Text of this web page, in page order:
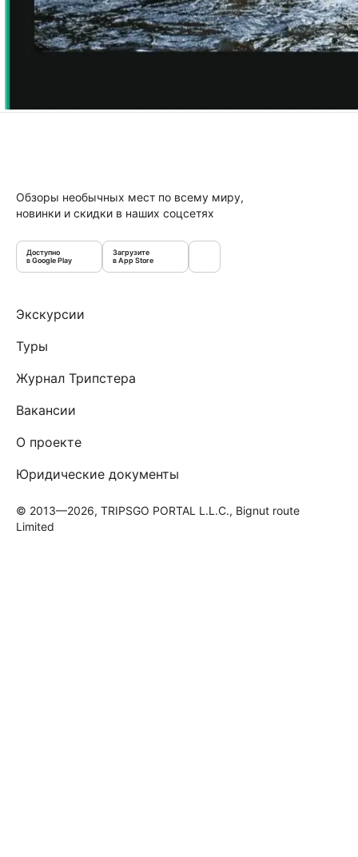
Обзоры необычных мест по всему миру,
новинки и скидки в наших соцсетях
Доступно
в Google Play
Загрузите
в App Store
Экскурсии
Туры
Журнал Трипстера
Вакансии
О проекте
Юридические документы
© 2013—2026, TRIPSGO PORTAL L.L.C., Bignut route
Limited